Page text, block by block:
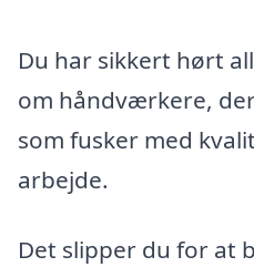
Du har sikkert hørt
om håndværkere,
som fusker med
arbejde.
Det slipper du for at